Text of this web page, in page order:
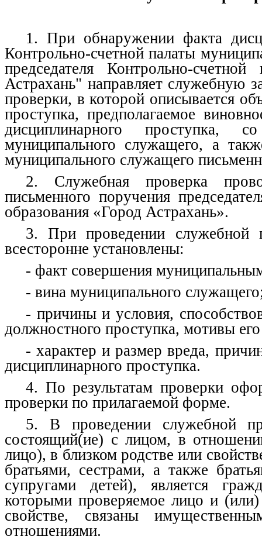
1. При обнаружении факта
Контрольно-счетной палаты
председателя Контрольно-
Астрахань" направляет служебную
проверки, в которой описывается
проступка, предполагаемое
дисциплинарного проступка,
муниципального служащего, а
муниципального служащего
2. Служебная проверка
письменного поручения
образования «Город Астрахань».
3. При проведении служебной
всесторонне установлены:
- факт совершения
- вина муниципального
- причины и условия,
должностного проступка, мотивы
- характер и размер вреда,
дисциплинарного проступка.
4. По результатам проверки
проверки по прилагаемой форме.
5. В проведении служебной
состоящий(ие) с лицом, в
лицо), в близком родстве или
братьями, сестрами, а также
супругами детей), является
которыми проверяемое лицо и
свойстве, связаны
отношениями.